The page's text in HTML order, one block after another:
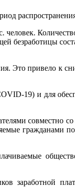
человек.
безработицы
Это привело к
19) и для
совместно со
гражданами
заработной